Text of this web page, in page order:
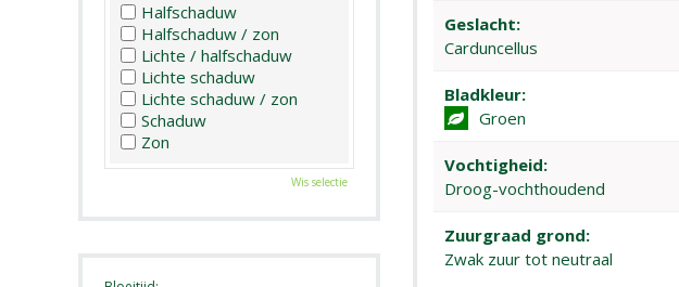
Geslacht:
Carduncellus
Bladkleur:
Groen
Vochtigheid:
Droog-vochthoudend
Zuurgraad grond:
Zwak zuur tot neutraal
Halfschaduw
Halfschaduw / zon
Lichte / halfschaduw
Lichte schaduw
Lichte schaduw / zon
Schaduw
Zon
Wis selectie